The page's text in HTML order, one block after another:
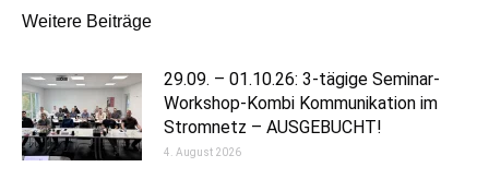
Kommentarnavigation
Weitere Beiträge
29.09. – 01.10.26: 3-tägige Seminar-
Workshop-Kombi Kommunikation im
Stromnetz – AUSGEBUCHT!
4. August 2026